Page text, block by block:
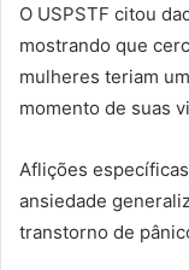
O USPSTF citou
mostrando que
mulheres teriam
momento de suas
Aflições
ansiedade
transtorno de